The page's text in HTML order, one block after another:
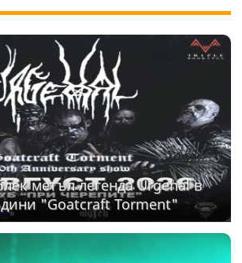
метъл легенда Urgehal в
"Goatcraft Torment"